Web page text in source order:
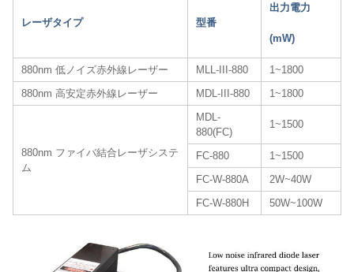
レーザタイプ 型番
出力電力
(mW)
880nm 低ノイズ赤外線レーザー MLL-III-880
1~1800
880nm 高安定赤外線レーザー
MDL-III-880 1~1800
880nm ファイバ結合レーザシステ
ム
MDL-
880(FC)
1~1500
FC-880
1~1500
FC-W-880A
2W~40W
FC-W-880H
50W~100W